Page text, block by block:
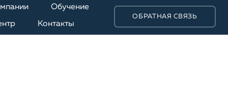
Обучение
Контакты
ОБРАТНАЯ СВЯЗЬ